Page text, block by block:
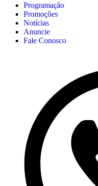
Programação
Promoções
Notícias
Anuncie
Fale Conosco